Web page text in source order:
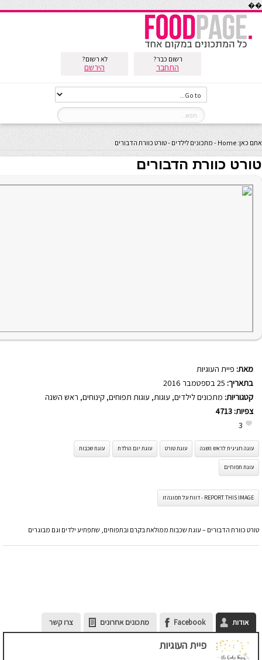
��
רשום כבר?
התחבר
לא רשום?
הירשם
אתם כאן: Home
- מתכונים לילדים -טורט כוורת הדבורים
טורט כוורת הדבורים
מאת: פיית העוגיות
בתאריך:
קטגוריות: מתכונים לילדים, עוגות, עוגות תפוחים, קינוחים, ראש השנה
צפיות: 4713
3
עוגה חגיגית לראש השנה עוגת טורט עוגת יום הולדת עוגת שכבות
עוגת תפוחים
REPORT THIS IMAGE - דווח על תמונה זו
טורט כוורת הדבורים – עוגת שכבות ממולאת בקרם ובתפוחים, שתפתיע ילדים וגם מבוגרים
אודות Facebook מתכונים אחרונים צרו קשר
פיית העוגיות